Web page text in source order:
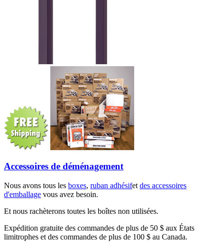
Accessoires de déménagement
Nous avons tous les boxes, ruban adhésifet des accessoires
d'emballage vous avez besoin.
Et nous rachèterons toutes les boîtes non utilisées.
Expédition gratuite des commandes de plus de 50 $ aux États
limitrophes et des commandes de plus de 100 $ au Canada.